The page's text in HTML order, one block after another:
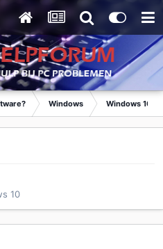
Windows Windows 10
10